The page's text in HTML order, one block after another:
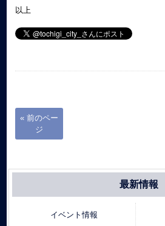
以上
« 前のペー
ジ
最新情報
イベント情報